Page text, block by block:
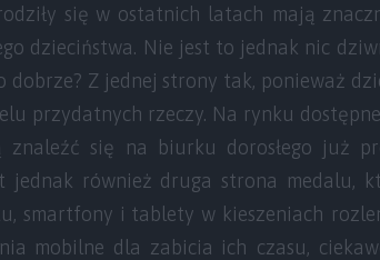
się w ostatnich latach mają
dzieciństwa. Nie jest to jednak nic
Z jednej strony tak, ponieważ
przydatnych rzeczy. Na rynku
znaleźć się na biurku dorosłego już
jednak również druga strona medalu,
smartfony i tablety w kieszeniach
mobilne dla zabicia ich czasu,